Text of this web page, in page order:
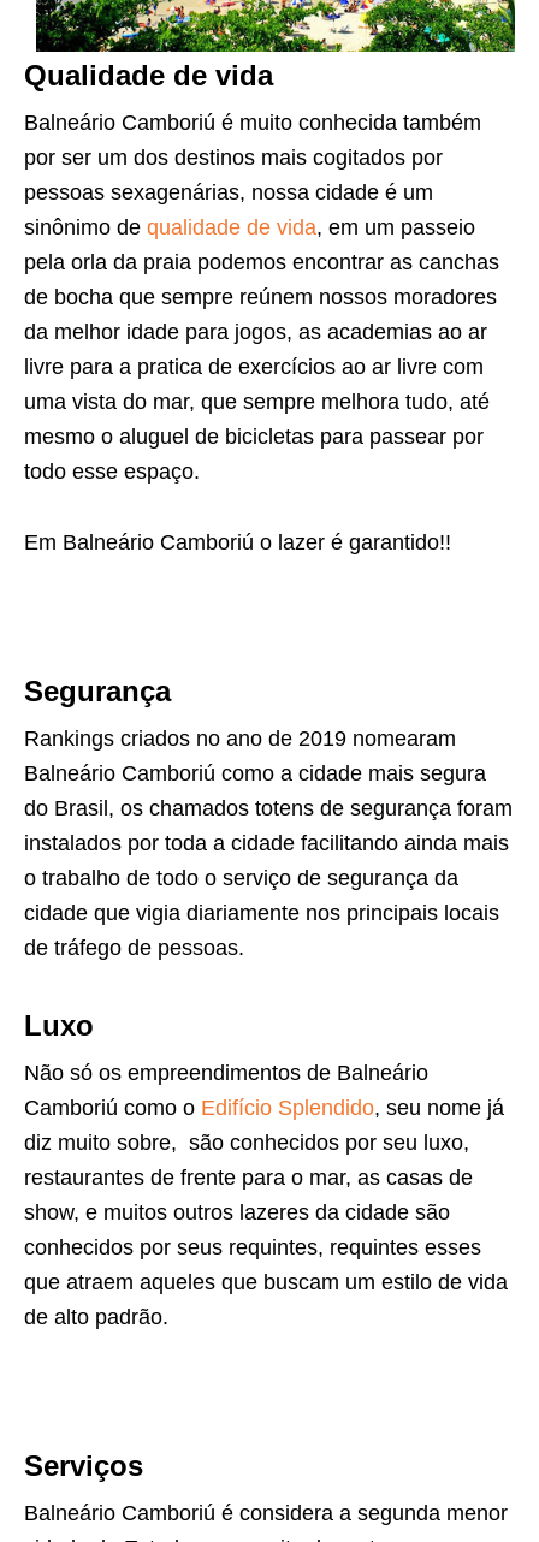
Qualidade de vida
Balneário Camboriú é muito conhecida também
por ser um dos destinos mais cogitados por
pessoas sexagenárias, nossa cidade é um
sinônimo de qualidade de vida, em um passeio
pela orla da praia podemos encontrar as canchas
de bocha que sempre reúnem nossos moradores
da melhor idade para jogos, as academias ao ar
livre para a pratica de exercícios ao ar livre com
uma vista do mar, que sempre melhora tudo, até
mesmo o aluguel de bicicletas para passear por
todo esse espaço.
Em Balneário Camboriú o lazer é garantido!!
Segurança
Rankings criados no ano de 2019 nomearam
Balneário Camboriú como a cidade mais segura
do Brasil, os chamados totens de segurança foram
instalados por toda a cidade facilitando ainda mais
o trabalho de todo o serviço de segurança da
cidade que vigia diariamente nos principais locais
de tráfego de pessoas.
Luxo
Não só os empreendimentos de Balneário
Camboriú como o Edifício Splendido, seu nome já
diz muito sobre, são conhecidos por seu luxo,
restaurantes de frente para o mar, as casas de
show, e muitos outros lazeres da cidade são
conhecidos por seus requintes, requintes esses
que atraem aqueles que buscam um estilo de vida
de alto padrão.
Serviços
Balneário Camboriú é considera a segunda menor